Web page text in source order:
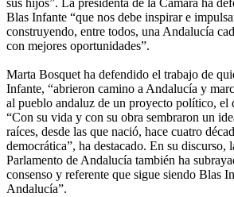
Blas Infante “que nos debe inspirar e
construyendo, entre todos, una Andalucía
con mejores oportunidades”.
Marta Bosquet ha defendido el trabajo de
Infante, “abrieron camino a Andalucía y
al pueblo andaluz de un proyecto político, el
“Con su vida y con su obra sembraron un
raíces, desde las que nació, hace cuatro
democrática”, ha destacado. En su discurso,
Parlamento de Andalucía también ha
consenso y referente que sigue siendo Blas
Andalucía”.